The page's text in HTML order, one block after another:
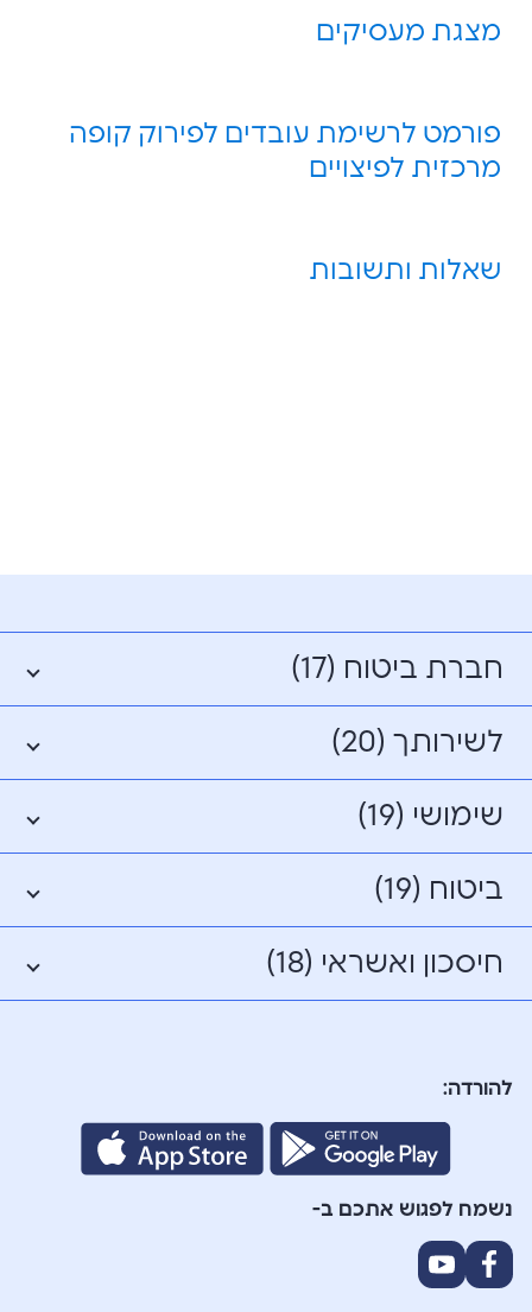
מצגת מעסיקים
פורמט לרשימת עובדים לפירוק קופה
מרכזית לפיצויים
שאלות ותשובות
חברת ביטוח (17)
לשירותך (20)
שימושי (19)
ביטוח (19)
חיסכון ואשראי (18)
להורדה:
נשמח לפגוש אתכם ב-